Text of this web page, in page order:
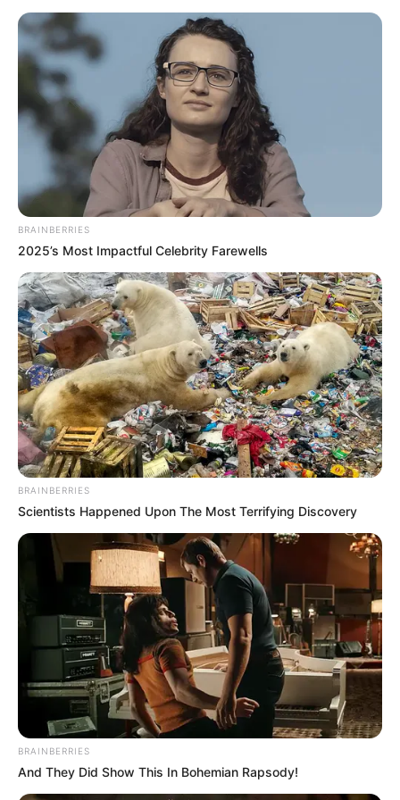
• 12 de diciembre: San Juan Nepomuceno
• 13 de diciembre: Macayepo
• 15 de diciembre: Magangué, Turbana y Yatí
• 16 de diciembre: Mahates
• 23 de diciembre: Infantería de Marina
COMPARTIR
ALERTA BOGOTÁ EN GOOGLE NEWS
TEMAS RELACIONADOS
NAVIDAD BOLÍVAR
GOBERNACIÓN DE BOLÍVAR
CARMEN DE BOLÍVAR
MANTÉNGASE EN ALERTA
Tenemos todas las noticias que le
interesan. Para estar bien informado, por
favor, active las notificaciones de Alerta.
ACTIVAR AHORA
TEMAS DESTACADOS
CORTES DE LUZ EN BOLÍVAR
EL CARMEN DE BOLÍVAR
DUMEK TURBAY
ALCALDÍA DE CARTAGENA
YAMIL ARANA
FEMINICIDIO
BRAINBERRIES
2025’s Most Impactful Celebrity Farewells
BRAINBERRIES
Scientists Happened Upon The Most Terrifying Discovery
BRAINBERRIES
And They Did Show This In Bohemian Rapsody!